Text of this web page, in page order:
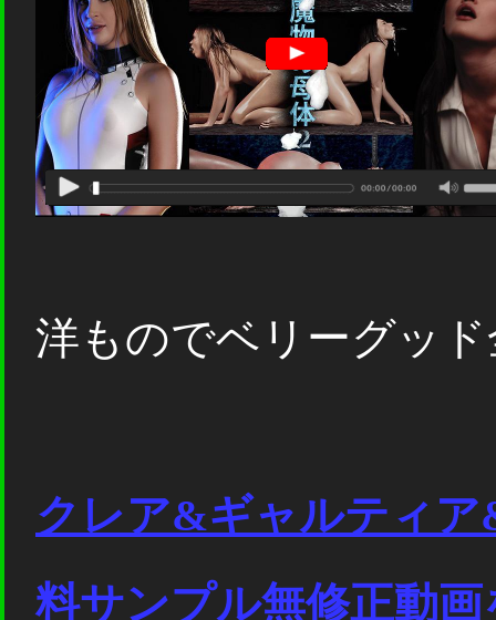
洋ものでベリーグッ
クレア&ギャルティ
料サンプル無修正動画